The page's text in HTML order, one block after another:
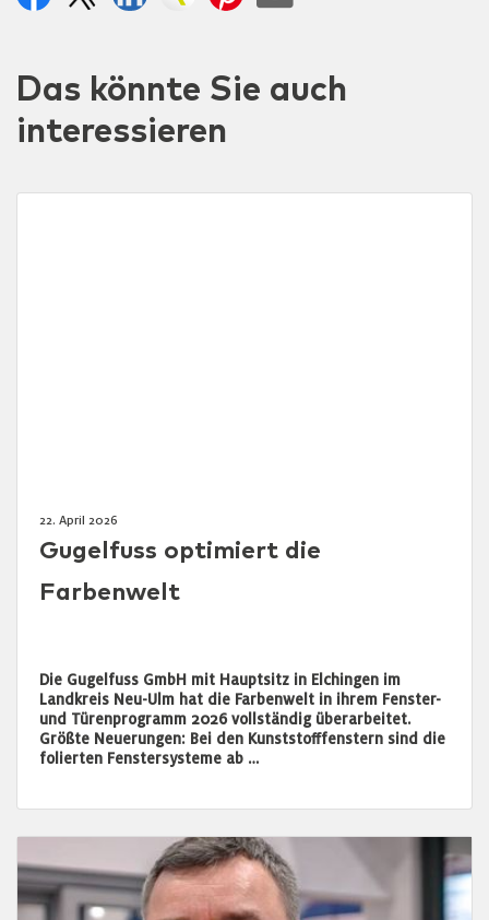
Das könnte Sie auch
interessieren
22. April 2026
Gugelfuss optimiert die
Farbenwelt
Die Gugelfuss GmbH mit Hauptsitz in Elchingen im
Landkreis Neu-Ulm hat die Farbenwelt in ihrem Fenster-
und Türenprogramm 2026 vollständig überarbeitet.
Größte Neuerungen: Bei den Kunststofffenstern sind die
folierten Fenstersysteme ab …